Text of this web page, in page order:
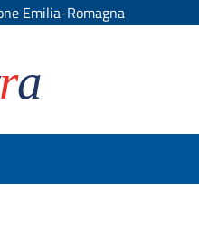
Emilia-Romagna
ra